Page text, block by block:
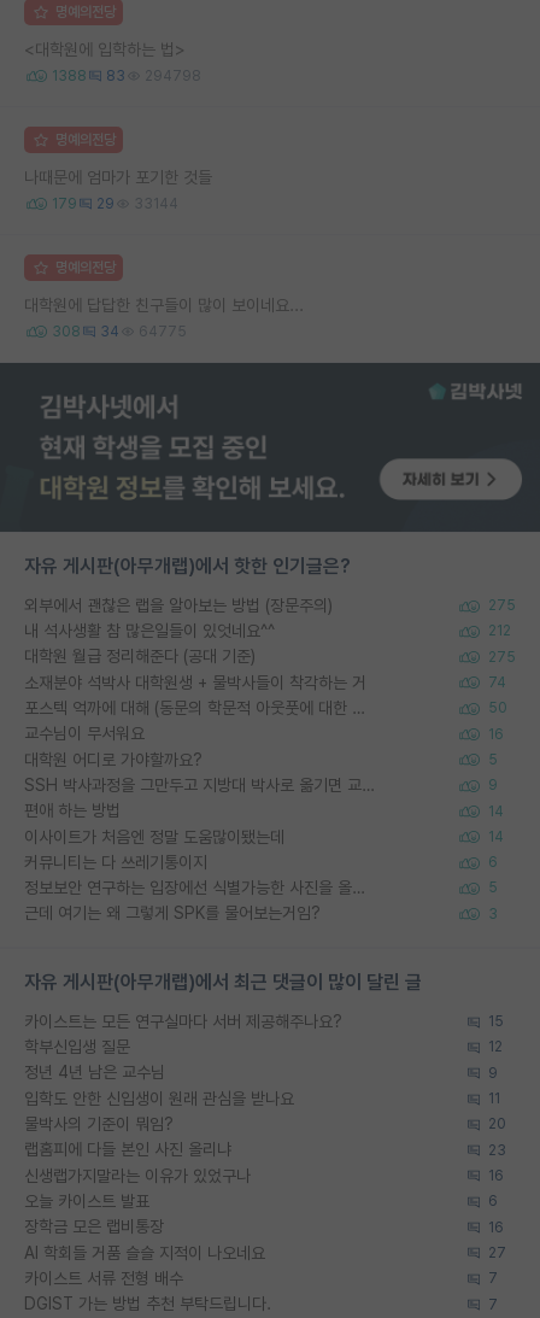
명예의전당
<대학원에 입학하는 법>
1388 83 294798
명예의전당
나때문에 엄마가 포기한 것들
179 29 33144
명예의전당
대학원에 답답한 친구들이 많이 보이네요...
308 34 64775
자유 게시판(아무개랩)에서 핫한 인기글은?
외부에서 괜찮은 랩을 알아보는 방법 (장문주의) 275
내 석사생활 참 많은일들이 있엇네요^^ 212
대학원 월급 정리해준다 (공대 기준) 275
소재분야 석박사 대학원생 + 물박사들이 착각하는 거 74
포스텍 억까에 대해 (동문의 학문적 아웃풋에 대한 반박) 50
교수님이 무서워요 16
대학원 어디로 가야할까요? 5
SSH 박사과정을 그만두고 지방대 박사로 옮기면 교수의 꿈은 끝일까요? 9
편애 하는 방법 14
이사이트가 처음엔 정말 도움많이됐는데 14
커뮤니티는 다 쓰레기통이지 6
정보보안 연구하는 입장에선 식별가능한 사진을 올리는건 비추이긴함 5
근데 여기는 왜 그렇게 SPK를 물어보는거임? 3
자유 게시판(아무개랩)에서 최근 댓글이 많이 달린 글
카이스트는 모든 연구실마다 서버 제공해주나요? 15
학부신입생 질문 12
정년 4년 남은 교수님 9
입학도 안한 신입생이 원래 관심을 받나요 11
물박사의 기준이 뭐임? 20
랩홈피에 다들 본인 사진 올리냐 23
신생랩가지말라는 이유가 있었구나 16
오늘 카이스트 발표 6
장학금 모은 랩비통장 16
AI 학회들 거품 슬슬 지적이 나오네요 27
카이스트 서류 전형 배수 7
DGIST 가는 방법 추천 부탁드립니다. 7